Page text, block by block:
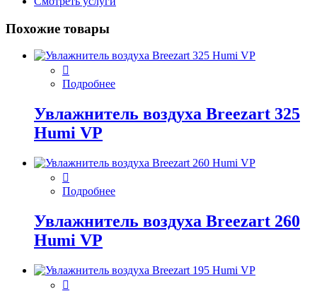
Похожие товары
Подробнее
Увлажнитель воздуха Breezart 325
Humi VP
Подробнее
Увлажнитель воздуха Breezart 260
Humi VP